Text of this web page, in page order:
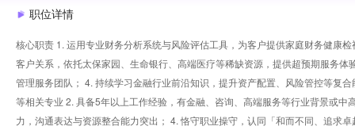
职位详情
核心职责 1. 运用专业财务分析系统与风险评估工具，为客户提供家庭财务健康
客户关系，依托太保家园、生命银行、高端医疗等稀缺资源，提供超预期服务
管理服务团队； 4. 持续学习金融行业前沿知识，提升资产配置、风险管控等复
等相关专业 2. 具备5年以上工作经验，有金融、咨询、高端服务等行业背景或
力，沟通表达与资源整合能力突出； 4. 恪守职业操守，认同「和而不同、追求